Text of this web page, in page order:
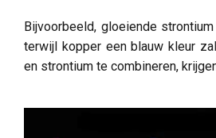
Bijvoorbeeld, gloeiende
terwijl kopper een blauw kleur
en strontium te combineren,